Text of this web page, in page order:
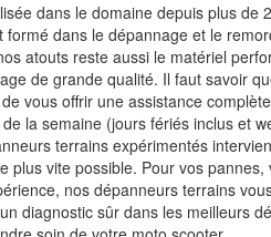
dans le domaine depuis plus de
dans le dépannage et le
atouts reste aussi le matériel
de grande qualité. Il faut savoir
vous offrir une assistance
la semaine (jours fériés inclus et
terrains expérimentés
plus vite possible. Pour vos pannes,
nos dépanneurs terrains
diagnostic sûr dans les meilleurs